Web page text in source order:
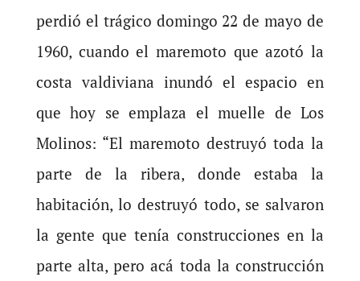
perdió el trágico domingo 22 de mayo de
1960, cuando el maremoto que azotó la
costa valdiviana inundó el espacio en
que hoy se emplaza el muelle de Los
Molinos: “El maremoto destruyó toda la
parte de la ribera, donde estaba la
habitación, lo destruyó todo, se salvaron
la gente que tenía construcciones en la
parte alta, pero acá toda la construcción